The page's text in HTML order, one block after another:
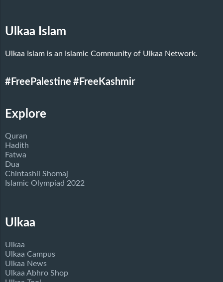
Ulkaa Islam
Ulkaa Islam is an Islamic Community of Ulkaa Network.
#FreePalestine #FreeKashmir
Explore
Quran
Hadith
Fatwa
Dua
Chintashil Shomaj
Islamic Olympiad 2022
Ulkaa
Ulkaa
Ulkaa Campus
Ulkaa News
Ulkaa Abhro Shop